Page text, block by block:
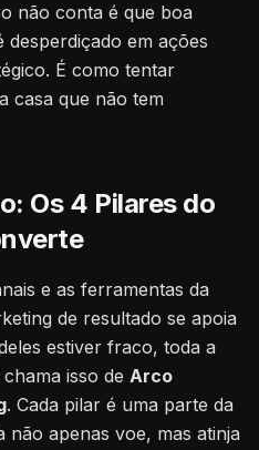
não conta é que boa
desperdiçado em ações
É como tentar
casa que não tem
Os 4 Pilares do
e as ferramentas da
de resultado se apoia
estiver fraco, toda a
isso de Arco
. Cada pilar é uma parte da
apenas voe, mas atinja